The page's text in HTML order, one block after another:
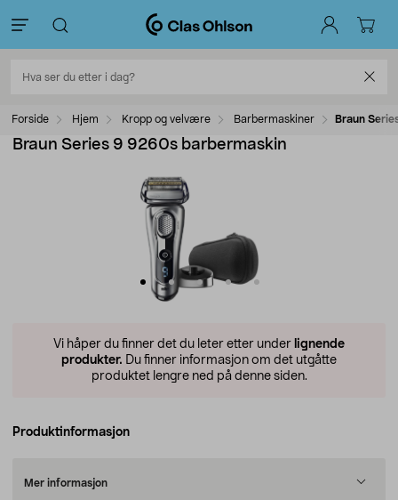
Forside Hjem Kropp og velvære Barbermaskiner Braun
Braun Series 9 9260s barbermaskin
Vi håper du finner det du leter etter under lignende
produkter. Du finner informasjon om det utgåtte
produktet lengre ned på denne siden.
Produktinformasjon
Mer informasjon